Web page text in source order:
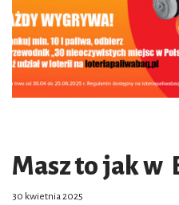
Masz to jak w
30 kwietnia 2025